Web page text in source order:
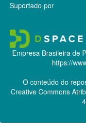
Suportado por
Empresa Brasileira de
https://
O conteúdo do
Creative Commons